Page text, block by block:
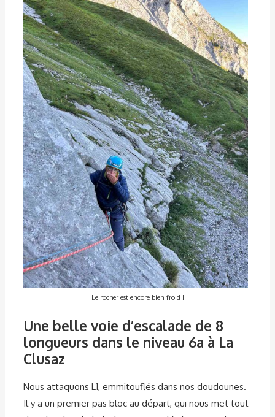
Le rocher est encore bien froid !
Une belle voie d’escalade de 8
longueurs dans le niveau 6a à La
Clusaz
Nous attaquons L1, emmitouflés dans nos doudounes.
Il y a un premier pas bloc au départ, qui nous met tout